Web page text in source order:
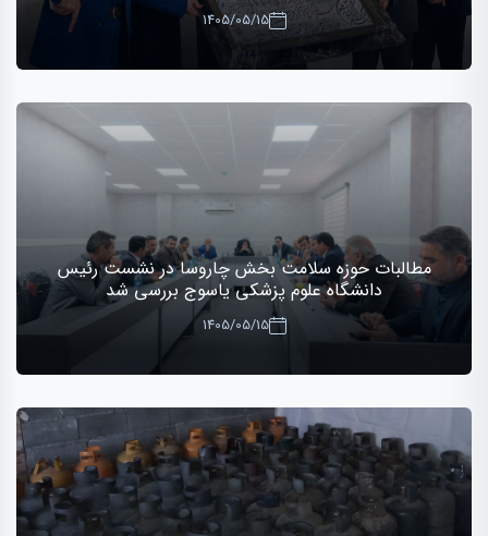
1405/05/15
مطالبات حوزه سلامت بخش چاروسا در نشست رئیس
دانشگاه علوم پزشکی یاسوج بررسی شد
1405/05/15